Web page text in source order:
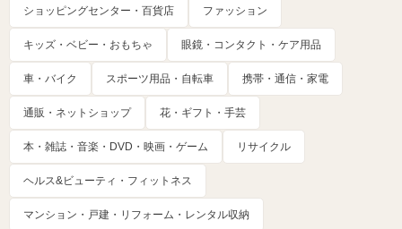
ショッピングセンター・百貨店 ファッション
キッズ・ベビー・おもちゃ 眼鏡・コンタクト・ケア用品
車・バイク スポーツ用品・自転車 携帯・通信・家電
通販・ネットショップ 花・ギフト・手芸
本・雑誌・音楽・DVD・映画・ゲーム リサイクル
ヘルス&ビューティ・フィットネス
マンション・戸建・リフォーム・レンタル収納